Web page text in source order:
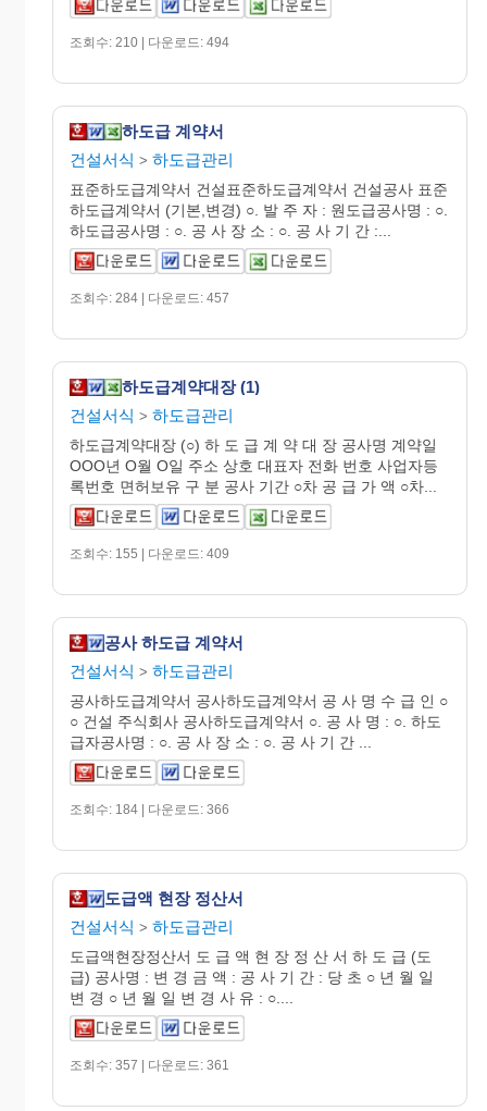
조회수: 210 | 다운로드: 494
하도급 계약서
건설서식 > 하도급관리
표준하도급계약서 건설표준하도급계약서 건설공사 표준
하도급계약서 (기본,변경) ○. 발 주 자 : 원도급공사명 : ○.
하도급공사명 : ○. 공 사 장 소 : ○. 공 사 기 간 :...
조회수: 284 | 다운로드: 457
하도급계약대장 (1)
건설서식 > 하도급관리
하도급계약대장 (○) 하 도 급 계 약 대 장 공사명 계약일
OOO년 O월 O일 주소 상호 대표자 전화 번호 사업자등
록번호 면허보유 구 분 공사 기간 ○차 공 급 가 액 ○차...
조회수: 155 | 다운로드: 409
공사 하도급 계약서
건설서식 > 하도급관리
공사하도급계약서 공사하도급계약서 공 사 명 수 급 인 ○
○ 건설 주식회사 공사하도급계약서 ○. 공 사 명 : ○. 하도
급자공사명 : ○. 공 사 장 소 : ○. 공 사 기 간 ...
조회수: 184 | 다운로드: 366
도급액 현장 정산서
건설서식 > 하도급관리
도급액현장정산서 도 급 액 현 장 정 산 서 하 도 급 (도
급) 공사명 : 변 경 금 액 : 공 사 기 간 : 당 초 ○ 년 월 일
변 경 ○ 년 월 일 변 경 사 유 : ○....
조회수: 357 | 다운로드: 361